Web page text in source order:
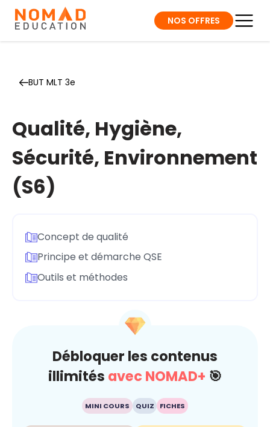
NOS OFFRES
BUT MLT 3e
Qualité, Hygiène,
Sécurité, Environnement
(S6)
Concept de qualité
Principe et démarche QSE
Outils et méthodes
Débloquer les contenus
illimités avec NOMAD+ 🎯
MINI COURS QUIZ FICHES